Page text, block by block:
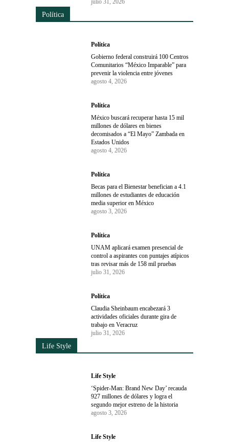
julio 31, 2026
Política
Política
Gobierno federal construirá 100 Centros
Comunitarios “México Imparable” para
prevenir la violencia entre jóvenes
agosto 4, 2026
Política
México buscará recuperar hasta 15 mil
millones de dólares en bienes
decomisados a “El Mayo” Zambada en
Estados Unidos
agosto 4, 2026
Política
Becas para el Bienestar benefician a 4.1
millones de estudiantes de educación
media superior en México
agosto 3, 2026
Política
UNAM aplicará examen presencial de
control a aspirantes con puntajes atípicos
tras revisar más de 158 mil pruebas
julio 31, 2026
Política
Claudia Sheinbaum encabezará 3
actividades oficiales durante gira de
trabajo en Veracruz
julio 31, 2026
Life Style
Life Style
‘Spider-Man: Brand New Day’ recauda
927 millones de dólares y logra el
segundo mejor estreno de la historia
agosto 3, 2026
Life Style